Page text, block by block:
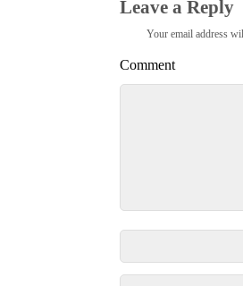
Leave a Reply
Your email address
Comment